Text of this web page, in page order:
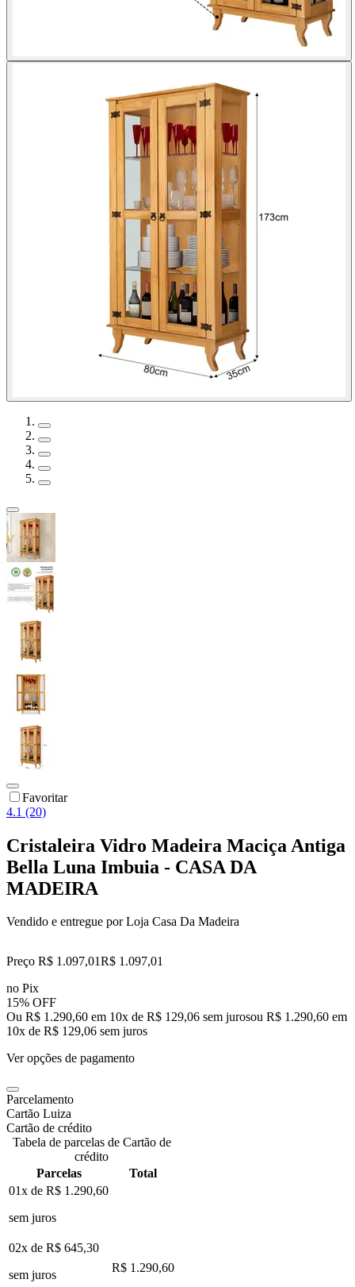
Favoritar
4.1 (20)
Cristaleira Vidro Madeira Maciça Antiga
Bella Luna Imbuia - CASA DA
MADEIRA
Vendido e entregue por Loja Casa Da Madeira
Preço R$ 1.097,01R$ 1.097,01
no Pix
15% OFF
Ou R$ 1.290,60 em 10x de R$ 129,06 sem jurosou R$ 1.290,60 em
10x de R$ 129,06 sem juros
Ver opções de pagamento
Parcelamento
Cartão Luiza
Cartão de crédito
Tabela de parcelas de Cartão de
crédito
Parcelas
Total
01x de R$ 1.290,60
sem juros
02x de R$ 645,30
sem juros
R$ 1.290,60